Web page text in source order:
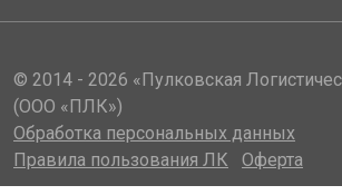
© 2014 - 2026 «Пулковская
(ООО «ПЛК»)
Обработка персональных данных
Правила пользования ЛК
Оферта